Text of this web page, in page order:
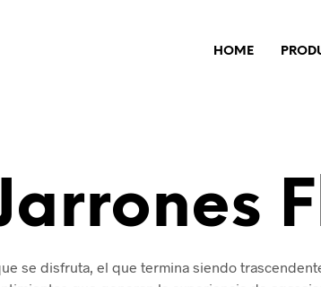
HOME
se disfruta, el que termina siendo